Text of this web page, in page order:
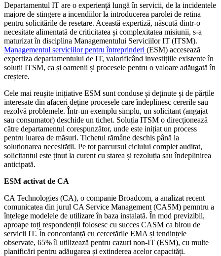
Departamentul IT are o experiență lungă în servicii, de la incidentele
majore de stingere a incendiilor la introducerea parolei de retina
pentru solicitările de resetare. Această expertiză, născută dintr-o
necesitate alimentată de criticitatea și complexitatea misiunii, s-a
maturizat în disciplina Managementului Serviciilor IT (ITSM).
Managementul serviciilor pentru întreprinderi (ESM) accesează
expertiza departamentului de IT, valorificând investițiile existente în
soluții ITSM, ca și oamenii și procesele pentru o valoare adăugată în
creștere.
Cele mai reușite inițiative ESM sunt conduse și deținute și de părțile
interesate din afaceri deține procesele care îndeplinesc cererile sau
rezolvă problemele. Într-un exemplu simplu, un solicitant (angajat
sau consumator) deschide un tichet. Soluția ITSM o direcționează
către departamentul corespunzător, unde este inițiat un process
pentru luarea de măsuri. Tichetul rămâne deschis până la
soluționarea necesității. Pe tot parcursul ciclului complet auditat,
solicitantul este ținut la curent cu starea și rezoluția sau îndeplinirea
anticipată.
ESM activat de CA
CA Technologies (CA), o companie Broadcom, a analizat recent
comunicatea din jurul CA Service Management (CASM) pemntru a
înțelege modelele de utilizare în baza instalată. În mod previzibil,
aproape toți respondenții folosesc cu succes CASM ca birou de
servicii IT. În concordanță cu cercetările EMA și tendințele
observate, 65% îl utilizează pentru cazuri non-IT (ESM), cu multe
planificări pentru adăugarea și extinderea acelor capacități.